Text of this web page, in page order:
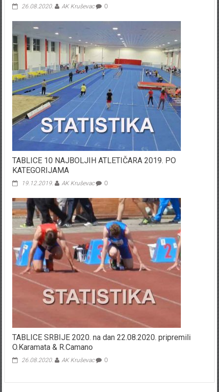
26.08.2020. AK Kruševac 0
TABLICE 10 NAJBOLJIH ATLETIČARA 2019. PO
KATEGORIJAMA
19.12.2019. AK Kruševac 0
TABLICE SRBIJE 2020. na dan 22.08.2020. pripremili
O.Karamata & R.Camano
26.08.2020. AK Kruševac 0